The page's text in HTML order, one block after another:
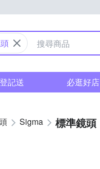
心
登記送 必逛好店
Sigma 標準鏡頭